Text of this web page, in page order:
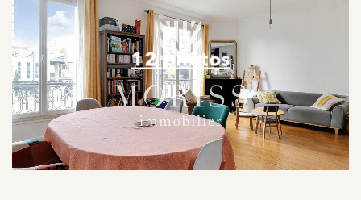
12 photos